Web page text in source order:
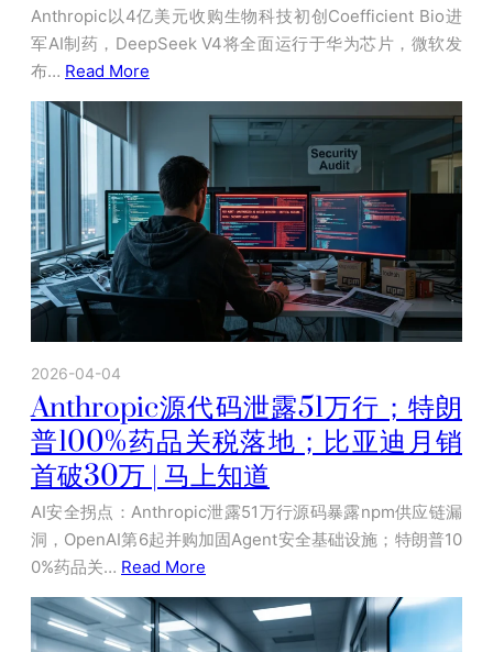
Anthropic以4亿美元收购生物科技初创Coefficient Bio进
军AI制药，DeepSeek V4将全面运行于华为芯片，微软发
布… Read More
2026-04-04
Anthropic源代码泄露51万行；特朗
普100%药品关税落地；比亚迪月销
首破30万 | 马上知道
AI安全拐点：Anthropic泄露51万行源码暴露npm供应链漏
洞，OpenAI第6起并购加固Agent安全基础设施；特朗普10
0%药品关… Read More